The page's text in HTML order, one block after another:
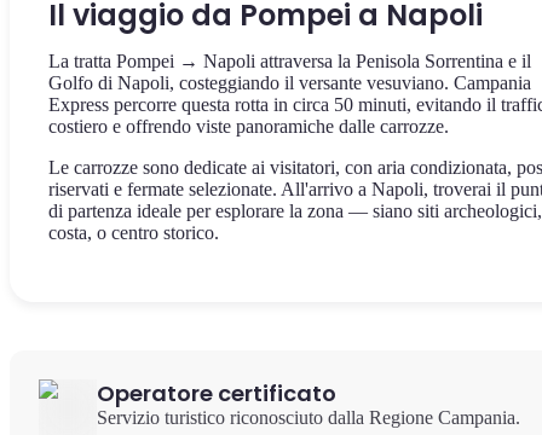
Il viaggio da Pompei a Napoli
La tratta Pompei → Napoli attraversa la Penisola Sorrentina e il
Golfo di Napoli, costeggiando il versante vesuviano. Campania
Express percorre questa rotta in circa 50 minuti, evitando il
costiero e offrendo viste panoramiche dalle carrozze.
Le carrozze sono dedicate ai visitatori, con aria condizionata,
riservati e fermate selezionate. All'arrivo a Napoli, troverai il
di partenza ideale per esplorare la zona — siano siti archeologici,
costa, o centro storico.
Operatore certificato
Servizio turistico riconosciuto dalla Regione Campania.